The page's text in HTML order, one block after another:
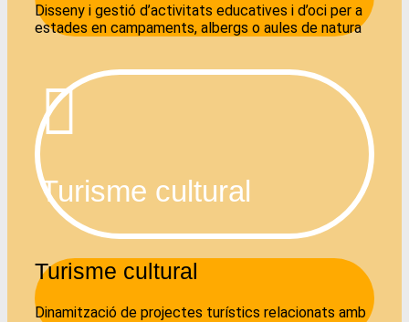
Disseny i gestió d’activitats educatives i d’oci per a
estades en campaments, albergs o aules de natura
Turisme cultural
Turisme cultural
Dinamització de projectes turístics relacionats amb